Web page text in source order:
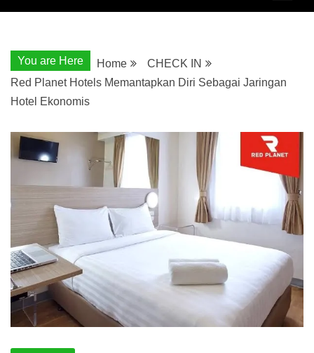
You are Here Home
CHECK IN
Red Planet Hotels Memantapkan Diri Sebagai Jaringan
Hotel Ekonomis